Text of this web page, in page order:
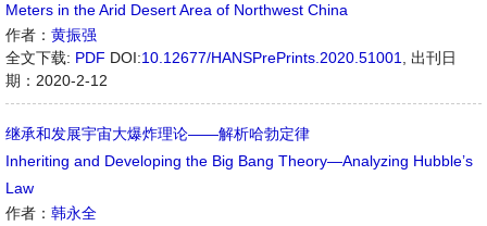
Meters in the Arid Desert Area of Northwest China
作者： 黄振强
全文下载: PDF DOI:10.12677/HANSPrePrints.2020.51001
出刊日
期：2020-2-12
继承和发展宇宙大爆炸理论——解析哈勃定律
Inheriting and Developing the Big Bang Theory—Analyzing Hubble’s
Law
作者： 韩永全